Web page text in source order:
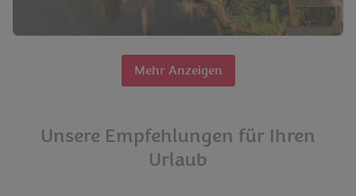
Mehr Anzeigen
Unsere Empfehlungen für Ihren
Urlaub